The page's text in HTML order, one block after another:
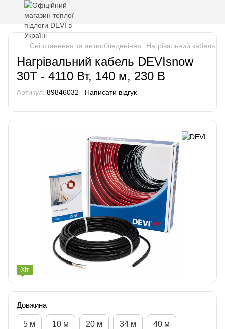
Сніготанення та антиобледеніння Нагрівальний кабель
Нагрівальний кабель DEVIsnow
30T - 4110 Вт, 140 м, 230 В
Артикул: 89846032 Написати відгук
Хіт
Довжина
5 м 10 м 20 м 34 м 40 м